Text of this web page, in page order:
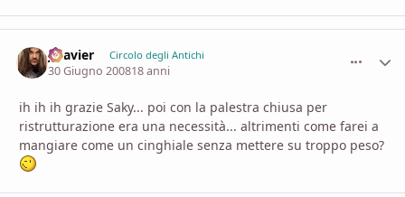
Jalavier Circolo degli Antichi
30 Giugno 200818 anni
ih ih ih grazie Saky... poi con la palestra chiusa per
ristrutturazione era una necessità... altrimenti come farei a
mangiare come un cinghiale senza mettere su troppo peso?